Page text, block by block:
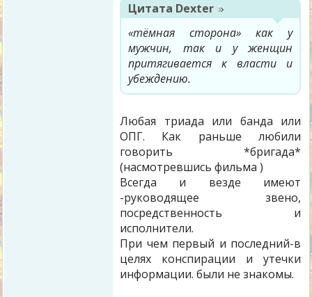
Цитата Dexter
«тёмная сторона» как у
мужчин, так и у женщин
притягивается к власти и
убеждению.
Любая триада или банда или
ОПГ. Как раньше любили
говорить *бригада*
(насмотревшись фильма )
Всегда и везде имеют
-руководящее звено,
посредственность и
исполнители.
При чем первый и последний-в
целях конспирации и утечки
информации. были не знакомы.